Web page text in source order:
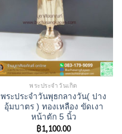
พระประจำวันเกิด
พระประจำวันพุธกลางวัน( ปาง
อุ้มบาตร ) ทองเหลือง ขัดเงา
หน้าตัก 5 นิ้ว
฿1,100.00